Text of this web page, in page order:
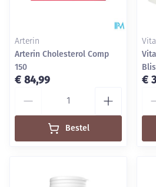
Arterin
Arterin Cholesterol Comp
150
€ 84,99
Bestel
€